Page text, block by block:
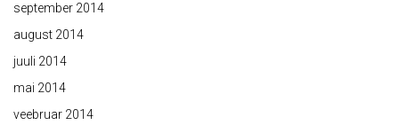
september 2014
august 2014
juuli 2014
mai 2014
veebruar 2014